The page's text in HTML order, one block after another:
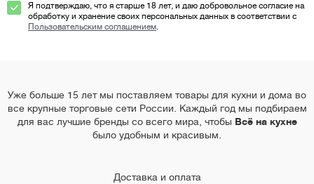
Я подтверждаю, что я старше 18 лет, и даю добровольное согласие на
обработку и хранение своих персональных данных в соответствии с
Пользовательским соглашением.
Уже больше 15 лет мы поставляем товары для кухни и дома во
все крупные торговые сети России. Каждый год мы подбираем
для вас лучшие бренды со всего мира, чтобы Всё на кухне
было удобным и красивым.
Доставка и оплата